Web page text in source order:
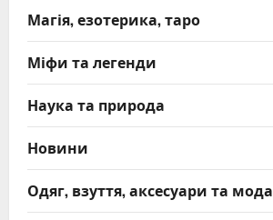
Магія, езотерика, таро
Міфи та легенди
Наука та природа
Новини
Одяг, взуття, аксесуари та мода